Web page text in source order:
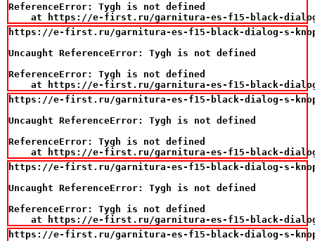
ReferenceError: Tygh is not defined
at https://e-first.ru/garnitura-es-f15-black-
https://e-first.ru/garnitura-es-f15-black-dialog-s-
Uncaught ReferenceError: Tygh is not defined
ReferenceError: Tygh is not defined
at https://e-first.ru/garnitura-es-f15-black-
https://e-first.ru/garnitura-es-f15-black-dialog-s-
Uncaught ReferenceError: Tygh is not defined
ReferenceError: Tygh is not defined
at https://e-first.ru/garnitura-es-f15-black-
https://e-first.ru/garnitura-es-f15-black-dialog-s-
Uncaught ReferenceError: Tygh is not defined
ReferenceError: Tygh is not defined
at https://e-first.ru/garnitura-es-f15-black-
https://e-first.ru/garnitura-es-f15-black-dialog-s-